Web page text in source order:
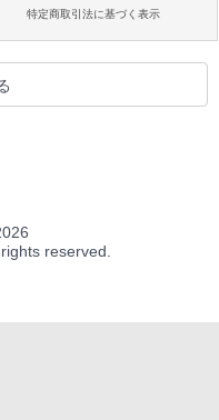
特定商取引法に基づく表示
reserved.